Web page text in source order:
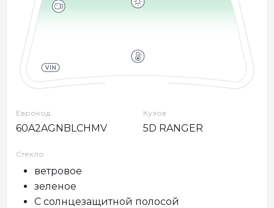
Еврокод
60A2AGNBLCHMV
Кузов
5D RANGER
Стекло
ветровое
зеленое
С солнцезащитной полосой